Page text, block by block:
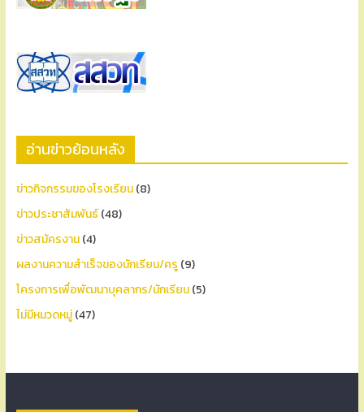
อ่านข่าวย้อนหลัง
ข่าวกิจกรรมของโรงเรียน(8)
ข่าวประชาสัมพันธ์(48)
ข่าวสมัครงาน(4)
ผลงานความสำเร็จของนักเรียน/ครู (9)
โครงการเพื่อพัฒนาบุคลากร/นักเรียน(5)
ไม่มีหมวดหมู่(47)